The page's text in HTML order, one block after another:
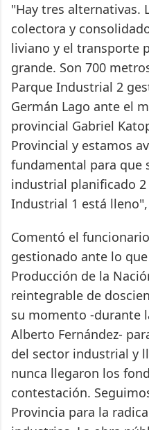
"Hay tres alternativas.
colectora y
liviano y el transporte
grande. Son 700
Parque Industrial 2
Germán Lago ante el
provincial Gabriel
Provincial y estamos
fundamental para que
industrial planificado 2
Industrial 1 está
Comentó el
gestionado ante lo
Producción de la
reintegrable de
su momento -durante
Alberto Fernández-
del sector industrial y
nunca llegaron los
contestación.
Provincia para la